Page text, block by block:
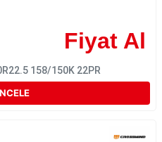
Fiyat Al
158/150K 22PR